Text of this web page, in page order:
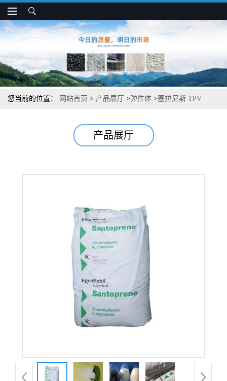
您当前的位置： 网站首页 > 产品展厅 >弹性体 >塞拉尼斯 TPV
产品展厅